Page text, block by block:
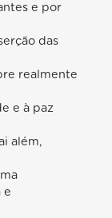
e por
das
realmente
e à paz
além,
e